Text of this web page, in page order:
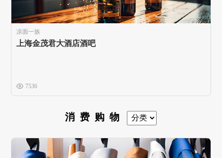
凉面一族
上海金茂君大酒店酒吧
7536
消费购物